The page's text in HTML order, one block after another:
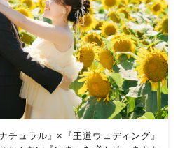
ナチュラル』×『王道ウェディング』